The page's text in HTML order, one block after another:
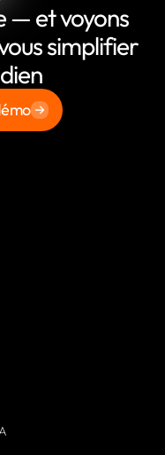
— et voyons
simplifier